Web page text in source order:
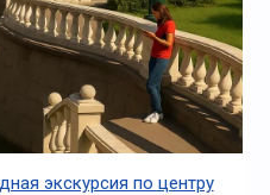
экскурсия по центру